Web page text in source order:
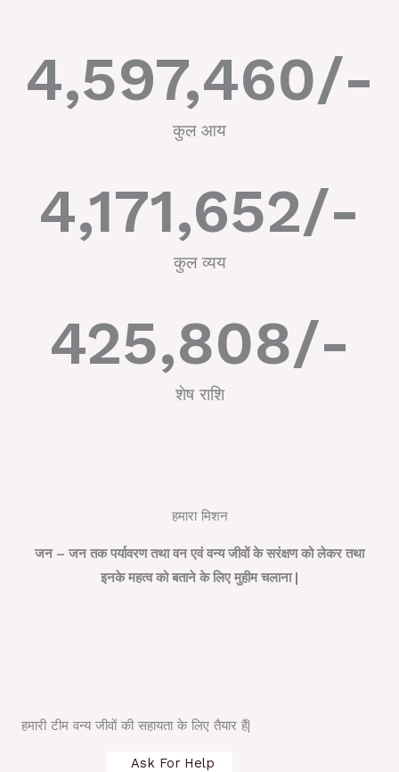
कुल आय
4,597,460/-
कुल व्यय
4,171,652/-
शेष राशि
425,808/-
हमारा मिशन
जन – जन तक पर्यावरण तथा वन एवं वन्य जीवों के सरंक्षण को लेकर तथा
इनके महत्व को बताने के लिए मुहीम चलाना |
हमारी टीम वन्य जीवों की सहायता के लिए तैयार हैं|
Ask For Help